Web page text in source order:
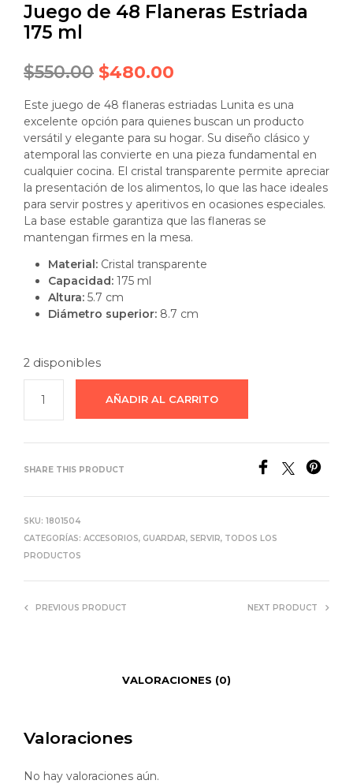
Juego de 48 Flaneras Estriada
175 ml
$550.00 Original
price
was:
$550.00.
$480.00
price
is:
$480.00.
Este juego de 48 flaneras estriadas Lunita es una
excelente opción para quienes buscan un producto
versátil y elegante para su hogar. Su diseño clásico y
atemporal las convierte en una pieza fundamental en
cualquier cocina. El cristal transparente permite apreciar
la presentación de los alimentos, lo que las hace ideales
para servir postres y aperitivos en ocasiones especiales.
La base estable garantiza que las flaneras se
mantengan firmes en la mesa.
Material:Cristal transparente
Capacidad:175 ml
Altura:5.7 cm
Diámetro superior:8.7 cm
2 disponibles
AÑADIR AL CARRITO
SHARE THIS PRODUCT
SKU: 1801504
CATEGORÍAS: ACCESORIOS, GUARDAR, SERVIR, TODOS LOS
PRODUCTOS
PREVIOUS PRODUCT NEXT PRODUCT
VALORACIONES (0)
Valoraciones
No hay valoraciones aún.